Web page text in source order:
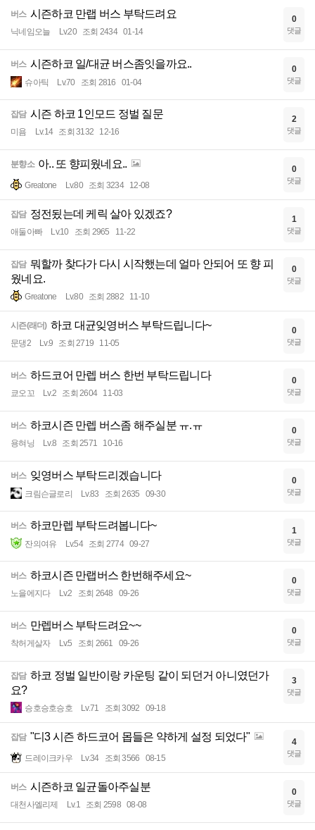
버스 시즌하코 만랩 버스 부탁드려요
닉네임오늘 Lv.20 조회 2434 01-14
0
댓글
버스 시즌하코 일/대균 버스좀잇을까요..
슈아틱 Lv.70 조회 2816 01-04
0
댓글
잡담 시즌 하코 1인모드 정벌 질문
미욤 Lv.14 조회 3132 12-16
2
댓글
분향소 아.. 또 향피웠네요..
Greatone Lv.80 조회 3234 12-08
0
댓글
잡담 정전됬는데 케릭 살아 있겠죠?
애둘아빠 Lv.10 조회 2965 11-22
1
댓글
잡담 뭐할까 찾다가 다시 시작했는데 얼마 안되어 또 향 피
웠네요.
Greatone Lv.80 조회 2882 11-10
0
댓글
시즌(래더) 하코 대균잊영버스 부탁드립니다~
문댕2 Lv.9 조회 2719 11-05
0
댓글
버스 하드코어 만렙 버스 한번 부탁드립니다
쿄오꼬 Lv.2 조회 2604 11-03
0
댓글
버스 하코시즌 만렙 버스좀 해주실분 ㅠ.ㅠ
용혀닝 Lv.8 조회 2571 10-16
0
댓글
버스 잊영버스 부탁드리겠습니다
크림슨글로리 Lv.83 조회 2635 09-30
0
댓글
버스 하코만렙 부탁드려봅니다~
잔의여유 Lv.54 조회 2774 09-27
1
댓글
버스 하코시즌 만랩버스 한번해주세요~
노을에지다 Lv.2 조회 2648 09-26
0
댓글
버스 만렙버스 부탁드려요~~
착허게살자 Lv.5 조회 2661 09-26
0
댓글
잡담 하코 정벌 일반이랑 카운팅 같이 되던거 아니였던가
요?
승호승호승호 Lv.71 조회 3092 09-18
3
댓글
잡담 "디3 시즌 하드코어 몹들은 약하게 설정 되었다"
드레이크카우 Lv.34 조회 3566 08-15
4
댓글
버스 시즌하코 일균돌아주실분
대천사엘리제 Lv.1 조회 2598 08-08
0
댓글